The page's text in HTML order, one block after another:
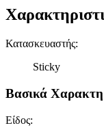
Κατασκευαστής:
Sticky
Βασικά
Είδος: